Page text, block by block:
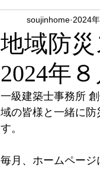
地域防
2024年
soujinhome 2024
一級建築士事務所
域の皆様と一緒に
す。
毎月、ホームページ